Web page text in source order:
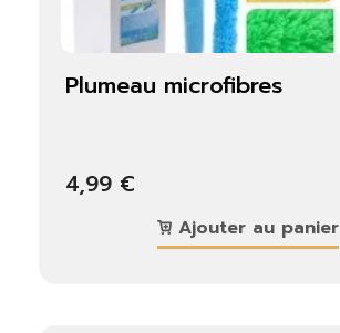
plumeau microfibres
4,99 €
Ajouter au panier